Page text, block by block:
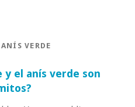
ANÍS VERDE
y el anís verde son